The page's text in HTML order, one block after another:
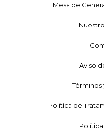
Mesa de
Aviso
Términos
Política de